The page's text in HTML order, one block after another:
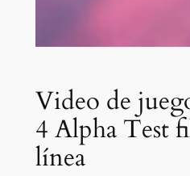
Video de
4 Alpha Test
línea